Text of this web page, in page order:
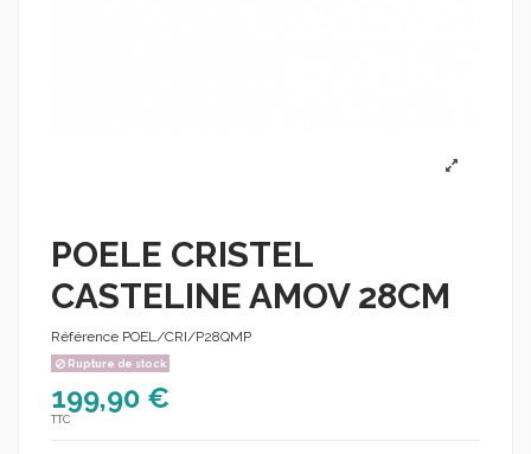
POELE CRISTEL
CASTELINE AMOV 28CM
Référence POEL/CRI/P28QMP
Rupture de stock
199,90 €
TTC